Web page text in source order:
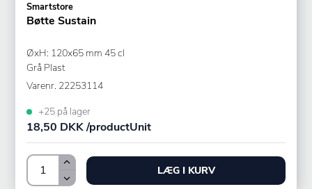
Smartstore
Bøtte Sustain
ØxH: 120x65 mm 45 cl
Grå Plast
Varenr. 22253114
+25 på lager
18,50 DKK /productUnit
LÆG I KURV